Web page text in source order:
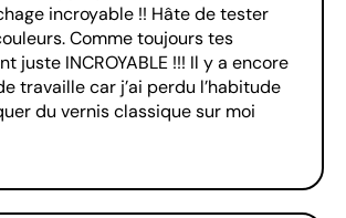
incroyable !! Hâte de tester
Comme toujours tes
juste INCROYABLE !!! Il y a encore
travaille car j’ai perdu l’habitude
du vernis classique sur moi